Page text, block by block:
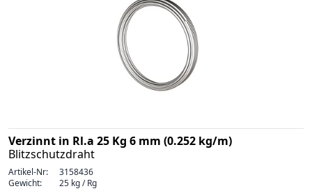
Verzinnt in Rl.a 25 Kg 6 mm (0.252 kg/m)
Blitzschutzdraht
Artikel-Nr:
3158436
Gewicht:
25 kg / Rg